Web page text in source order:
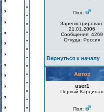
Пол:
Зарегистрирован:
21.01.2006
Сообщения: 4269
Откуда: Россия
Вернуться к началу
Автор
user1
Первый Кардинал
Пол: